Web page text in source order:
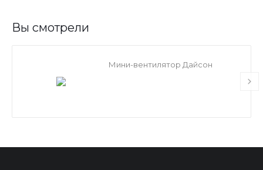
Вы смотрели
Мини-вентилятор Дайсон